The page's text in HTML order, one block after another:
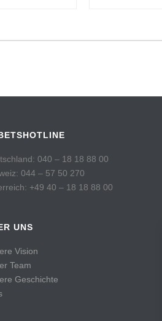
040 – 18 18 88 00
044 – 57 50 270
+49 40 – 18 18 88 00
UNS
Vision
Team
Geschichte